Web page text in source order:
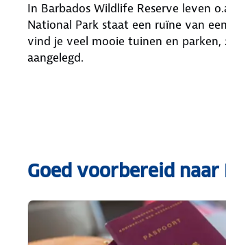
In Barbados Wildlife Reserve leven
National Park staat een ruïne van
vind je veel mooie tuinen en parken,
aangelegd.
Goed voorbereid naar